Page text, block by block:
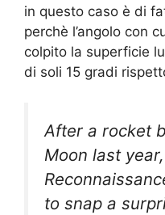
in questo caso è di
perchè l’angolo con
colpito la superficie
di soli 15 gradi
After a rocket
Moon last year,
to snap a